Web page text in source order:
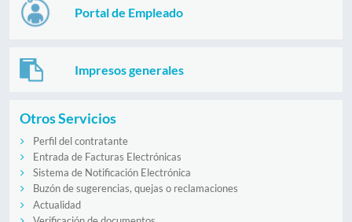
Portal de Empleado
Impresos generales
Otros Servicios
Perfil del contratante
Entrada de Facturas Electrónicas
Sistema de Notificación Electrónica
Buzón de sugerencias, quejas o reclamaciones
Actualidad